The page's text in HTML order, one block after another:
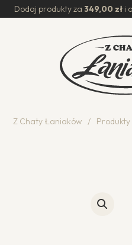
Dodaj produkty za 349,00 zł i
Z Chaty Łaniaków / Produkty